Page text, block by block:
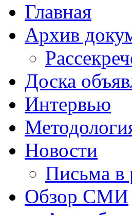
Главная
Архив
Доска
Интервью
Новости
Письма в
Обзор СМИ